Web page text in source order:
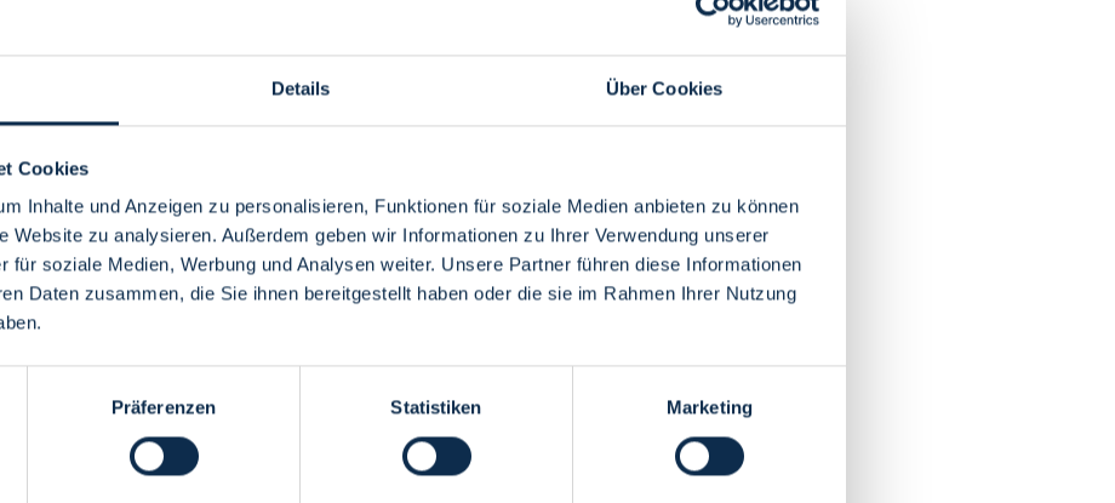
Details Über Cookies
Cookies
Inhalte und Anzeigen zu personalisieren, Funktionen für soziale Medien anbieten zu können
Website zu analysieren. Außerdem geben wir Informationen zu Ihrer Verwendung unserer
für soziale Medien, Werbung und Analysen weiter. Unsere Partner führen diese Informationen
Daten zusammen, die Sie ihnen bereitgestellt haben oder die sie im Rahmen Ihrer Nutzung
Präferenzen Statistiken Marketing
Menü